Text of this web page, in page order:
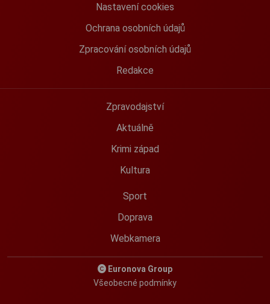
Nastavení cookies
Ochrana osobních údajů
Zpracování osobních údajů
Redakce
Zpravodajství
Aktuálně
Krimi západ
Kultura
Sport
Doprava
Webkamera
Euronova Group
Všeobecné podmínky